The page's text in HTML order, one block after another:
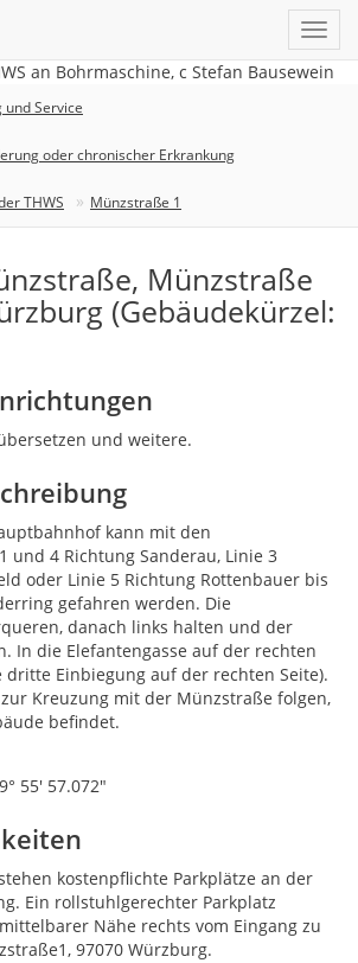
und Service
oder chronischer Erkrankung
THWS Münzstraße 1
Münzstraße
(Gebäudekürzel:
und weitere.
kann mit den
und 4 Richtung Sanderau, Linie 3
oder Linie 5 Richtung Rottenbauer bis
gefahren werden. Die
danach links halten und der
In die Elefantengasse auf der rechten
dritte Einbiegung auf der rechten Seite).
Kreuzung mit der Münzstraße folgen,
befindet.
55' 57.072"
kostenpflichte Parkplätze an der
Ein rollstuhlgerechter Parkplatz
Nähe rechts vom Eingang zu
97070 Würzburg.